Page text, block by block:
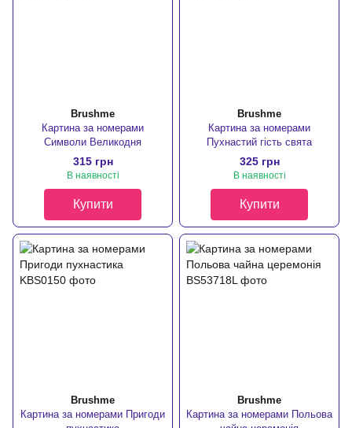
Brushme
Картина за номерами
Символи Великодня
315 грн
В наявності
Купити
Brushme
Картина за номерами
Пухнастий гість свята
325 грн
В наявності
Купити
Brushme
Картина за номерами Пригоди
Brushme
Картина за номерами Польова